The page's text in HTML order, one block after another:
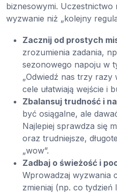
biznesowymi.
wyzwanie niż „kolejny
Zacznij od prostych
zrozumienia zadania,
sezonowego napoju w
„Odwiedź nas trzy razy
cele ułatwiają wejście i
Zbalansuj trudność i
być osiągalne, ale
Najlepiej sprawdza się
oraz trudniejsze,
„wow”.
Zadbaj o świeżość i
Wprowadzaj wyzwania
zmieniaj (np. co tydzień